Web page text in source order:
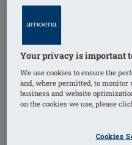
Your privacy is important
We use cookies to ensure the
and, where permitted, to
business and website
on the cookies we use, please
Cookies